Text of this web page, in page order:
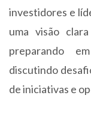
investidores e
uma visão
preparando
discutindo
de iniciativas e